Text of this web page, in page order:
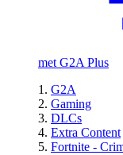
met G2A Plus
G2A
Gaming
DLCs
Extra Content
Fortnite -